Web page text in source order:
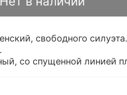
свободного
со спущенной линией